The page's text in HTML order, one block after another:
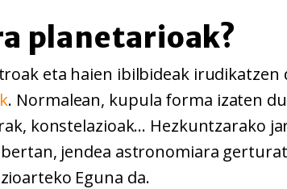
planetarioak?
eta haien ibilbideak
. Normalean, kupula forma izaten
konstelazioak... Hezkuntzarako
jendea astronomiara
Eguna da.